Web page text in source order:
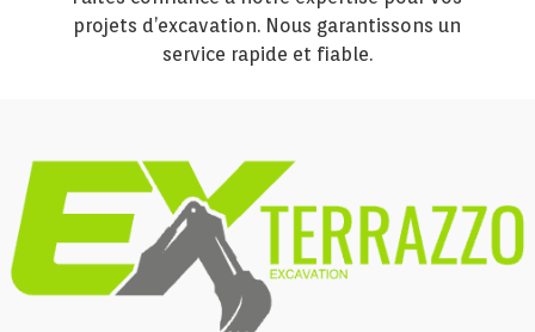
projets d’excavation. Nous garantissons un
service rapide et fiable.